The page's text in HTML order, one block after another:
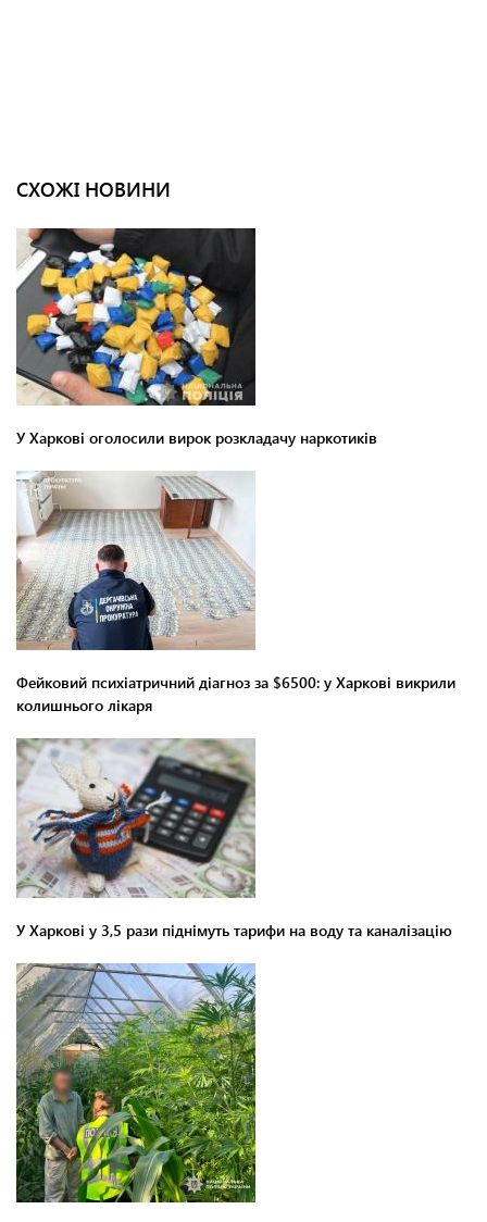
СХОЖІ НОВИНИ
У Харкові оголосили вирок розкладачу наркотиків
Фейковий психіатричний діагноз за $6500: у Харкові викрили
колишнього лікаря
У Харкові у 3,5 рази піднімуть тарифи на воду та каналізацію